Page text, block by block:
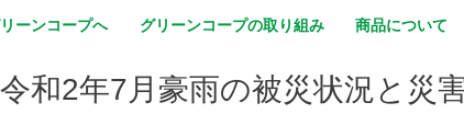
ーンコープへ グリーンコープの取り組み 商品について
令和2年7月豪雨の被災状況と災